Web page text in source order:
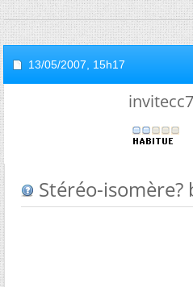
13/05/2007, 15h17
Stéréo-isomère?